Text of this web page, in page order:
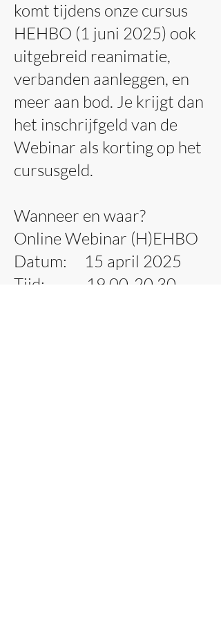
komt tijdens onze cursus
HEHBO (1 juni 2025) ook
uitgebreid reanimatie,
verbanden aanleggen, en
meer aan bod. Je krijgt dan
het inschrijfgeld van de
Webinar als korting op het
cursusgeld.
​Wanneer en waar?
Online Webinar (H)EHBO
Datum: 15 april 2025
Tijd: 19.00-20.30